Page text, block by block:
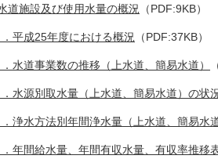
施設及び使用水量の概況 （PDF:9KB）
平成25年度における概況 （PDF:37KB）
水道事業数の推移（上水道、簡易水道）
水源別取水量（上水道、簡易水道）の状
浄水方法別年間浄水量（上水道、簡易水道
年間給水量、年間有収水量、有収率推移